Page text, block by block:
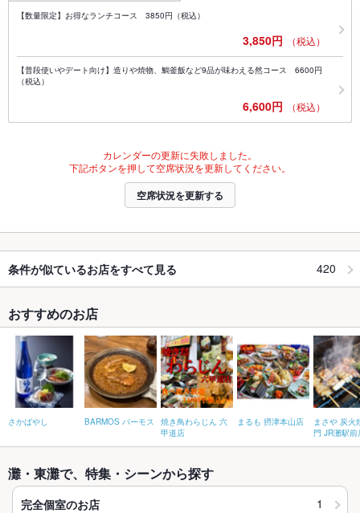
【数量限定】お得なランチコース 3850円（税込）
3,850円 （税込）
【普段使いやデート向け】造りや焼物、鯛釜飯など9品が味わえる然コース 6600円
（税込）
6,600円 （税込）
カレンダーの更新に失敗しました。
下記ボタンを押して空席状況を更新してください。
空席状況を更新する
条件が似ているお店をすべて見る 420
おすすめのお店
さかばやし BARMOS バーモス
焼き鳥わらじん 六
甲道店
まるも 摂津本山店
まさや 炭火
門 JR灘駅前
灘・東灘で、特集・シーンから探す
完全個室のお店 1